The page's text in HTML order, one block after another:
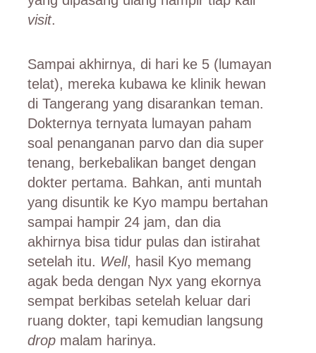
visit.
Sampai akhirnya, di hari ke 5 (lumayan
telat), mereka kubawa ke klinik hewan
di Tangerang yang disarankan teman.
Dokternya ternyata lumayan paham
soal penanganan parvo dan dia super
tenang, berkebalikan banget dengan
dokter pertama. Bahkan, anti muntah
yang disuntik ke Kyo mampu bertahan
sampai hampir 24 jam, dan dia
akhirnya bisa tidur pulas dan istirahat
setelah itu. Well, hasil Kyo memang
agak beda dengan Nyx yang ekornya
sempat berkibas setelah keluar dari
ruang dokter, tapi kemudian langsung
dropmalam harinya.